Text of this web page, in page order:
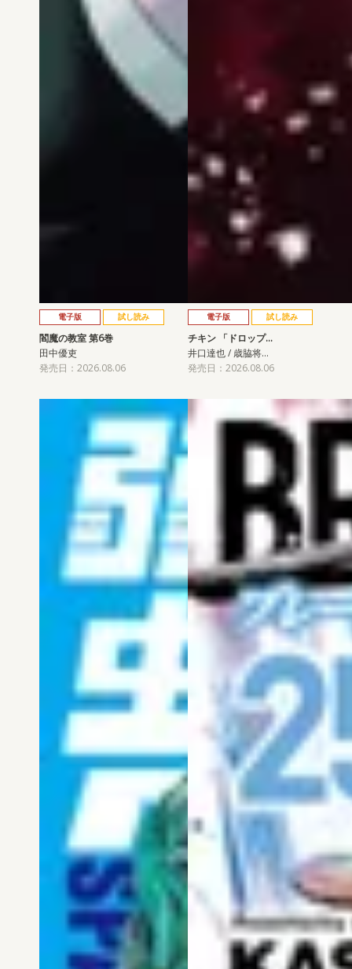
電子版 試し読み
閻魔の教室 第6巻
田中優吏
発売日：2026.08.06
電子版 試し読み
チキン 「ドロップ…
井口達也 / 歳脇将…
発売日：2026.08.06